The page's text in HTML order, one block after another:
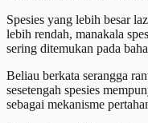
Spesies yang lebih besar
lebih rendah, manakala
sering ditemukan pada
Beliau berkata serangga
sesetengah spesies
sebagai mekanisme